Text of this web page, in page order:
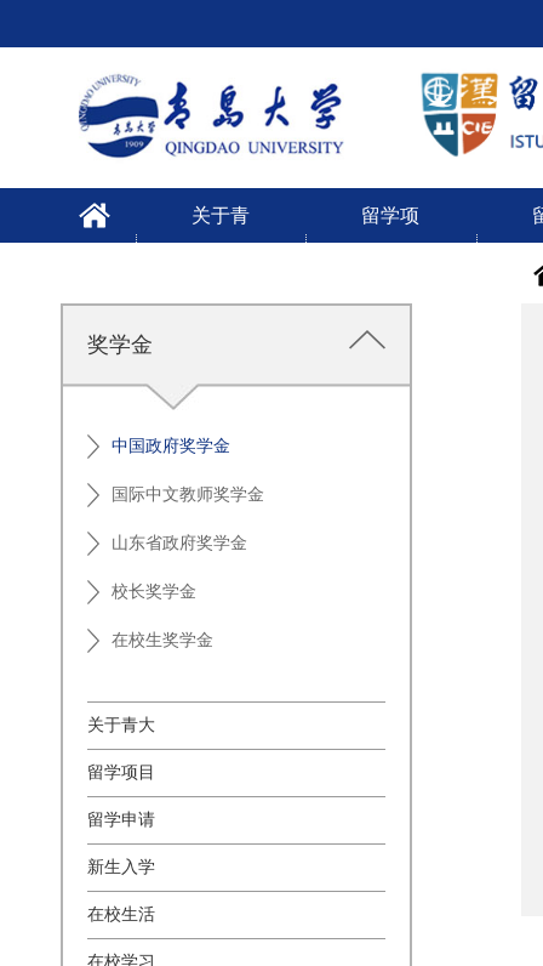
关于青 留学项
奖学金
中国政府奖学金
国际中文教师奖学金
山东省政府奖学金
校长奖学金
在校生奖学金
关于青大
留学项目
留学申请
新生入学
在校生活
在校学习